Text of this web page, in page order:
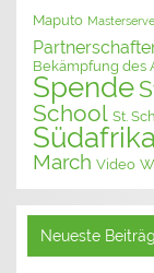
Maputo
Bekämpfung des
Spende
School St.
Südafrika
March Video
Neueste